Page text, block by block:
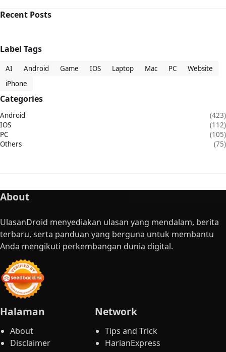
Recent Posts
Label Tags
AI Android Game IOS Laptop Mac PC
Website
iPhone
Categories
Android
(423)
IOS
(112)
PC
(105)
Others
(75)
About
UlasanDroid menyediakan ulasan yang mendalam, berita
terbaru, serta panduan yang berguna untuk membantu
Anda mengikuti perkembangan dunia digital.
Halaman
About
Disclaimer
Network
Tips and Trick
HarianExpress